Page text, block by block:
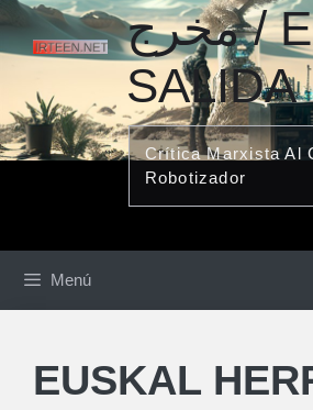
مخرج / EXIT /
SALIDA
Crítica Marxista Al
Robotizador
Menú
EUSKAL